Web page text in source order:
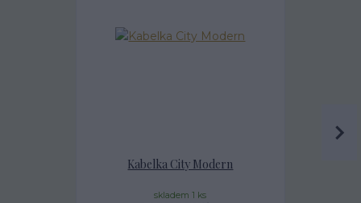
Kabelka City Modern
skladem 1 ks